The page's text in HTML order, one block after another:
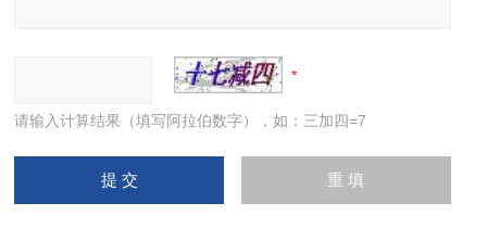
请输入计算结果（填写阿拉伯数字），如：三加四=7